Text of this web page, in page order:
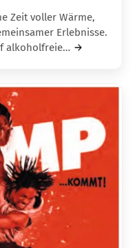
Zeit voller Wärme,
Erlebnisse.
alkoholfreie…